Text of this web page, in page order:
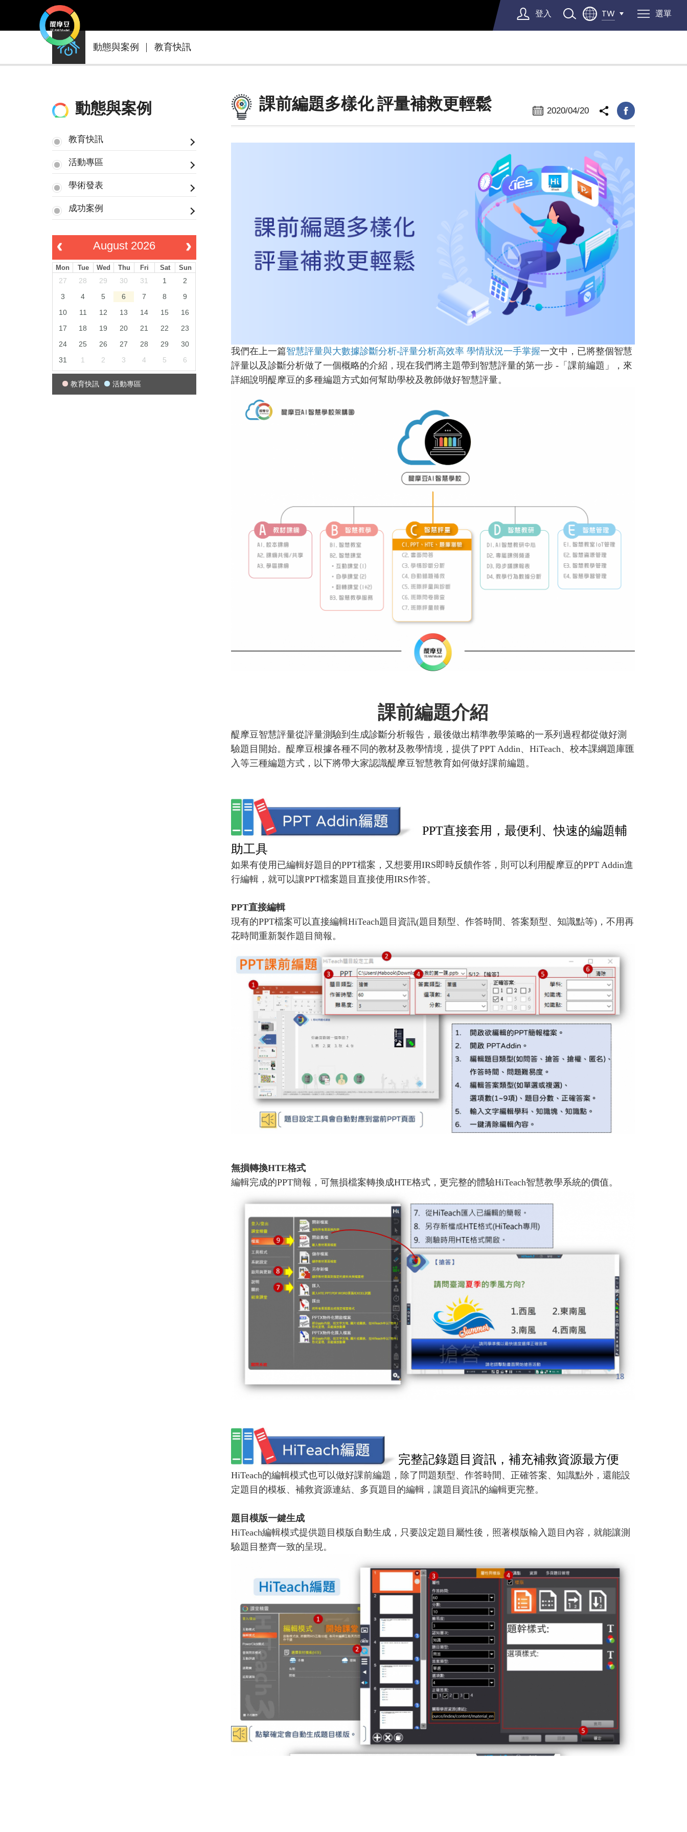
登入 TW 選單
動態與案例 教育快訊
動態與案例
教育快訊
活動專區
學術發表
成功案例
August 2026
Mon Tue Wed Thu Fri Sat Sun
27 28 29 30 31 1
2
3
4 5 6 7 8
9
10
11 12 13 14 15
16
17
18 19 20 21 22
23
24
25 26 27 28 29
30
31
1 2 3 4 5 6
教育快訊 活動專區
2020/04/20
課前編題多樣化 評量補救更輕鬆
我們在上一篇智慧評量與大數據診斷分析-評量分析高效率 學情狀況一手掌握一文中，已將整個智慧
評量以及診斷分析做了一個概略的介紹，現在我們將主題帶到智慧評量的第一步 -「課前編題」，來
詳細說明醍摩豆的多種編題方式如何幫助學校及教師做好智慧評量。
課前編題介紹
醍摩豆智慧評量從評量測驗到生成診斷分析報告，最後做出精準教學策略的一系列過程都從做好測
驗題目開始。醍摩豆根據各種不同的教材及教學情境，提供了PPT Addin、HiTeach、校本課綱題庫匯
入等三種編題方式，以下將帶大家認識醍摩豆智慧教育如何做好課前編題。
PPT直接套用，最便利、快速的編題輔
助工具
如果有使用已編輯好題目的PPT檔案，又想要用IRS即時反饋作答，則可以利用醍摩豆的PPT Addin進
行編輯，就可以讓PPT檔案題目直接使用IRS作答。
PPT直接編輯
現有的PPT檔案可以直接編輯HiTeach題目資訊(題目類型、作答時間、答案類型、知識點等)，不用再
花時間重新製作題目簡報。
無損轉換HTE格式
編輯完成的PPT簡報，可無損檔案轉換成HTE格式，更完整的體驗HiTeach智慧教學系統的價值。
完整記錄題目資訊，補充補救資源最方便
HiTeach的編輯模式也可以做好課前編題，除了問題類型、作答時間、正確答案、知識點外，還能設
定題目的模板、補救資源連結、多頁題目的編輯，讓題目資訊的編輯更完整。
題目模版一鍵生成
HiTeach編輯模式提供題目模版自動生成，只要設定題目屬性後，照著模版輸入題目內容，就能讓測
驗題目整齊一致的呈現。